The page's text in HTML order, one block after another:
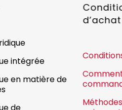
intégrée
en matière de
de
d’achat